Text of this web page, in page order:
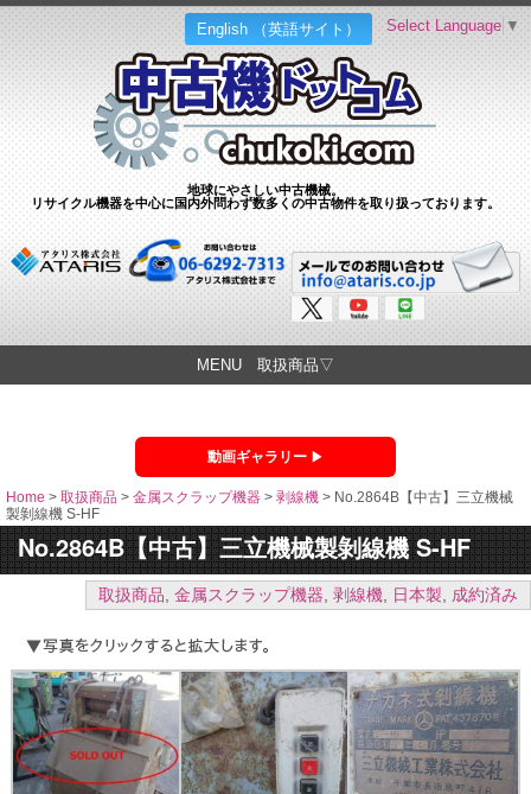
English （英語サイト）
地球にやさしい中古機械。
リサイクル機器を中心に国内外問わず数多くの中古物件を取り扱っております。
Select Language ▼
MENU 取扱商品▽
動画ギャラリー
Home > 取扱商品 > 金属スクラップ機器 > 剥線機 > No.2864B【中古】三立機械
製剝線機 S-HF
No.2864B【中古】三立機械製剝線機 S-HF
取扱商品, 金属スクラップ機器, 剥線機, 日本製, 成約済み